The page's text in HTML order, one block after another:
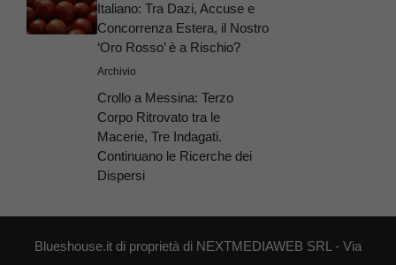
Italiano: Tra Dazi, Accuse e
Concorrenza Estera, il Nostro
‘Oro Rosso’ è a Rischio?
Archivio
Crollo a Messina: Terzo
Corpo Ritrovato tra le
Macerie, Tre Indagati.
Continuano le Ricerche dei
Dispersi
Blueshouse.it di proprietà di NEXTMEDIAWEB SRL - Via